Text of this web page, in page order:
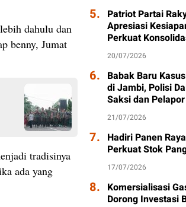
dahulu dan
benny, Jumat
tradisinya
ada yang
5. Patriot Partai
Apresiasi
Perkuat
20/07/2026
6. Babak Baru
di Jambi, Polisi
Saksi dan Pelapor
21/07/2026
7. Hadiri Panen
Perkuat Stok
17/07/2026
8. Komersialisasi
Dorong Investasi